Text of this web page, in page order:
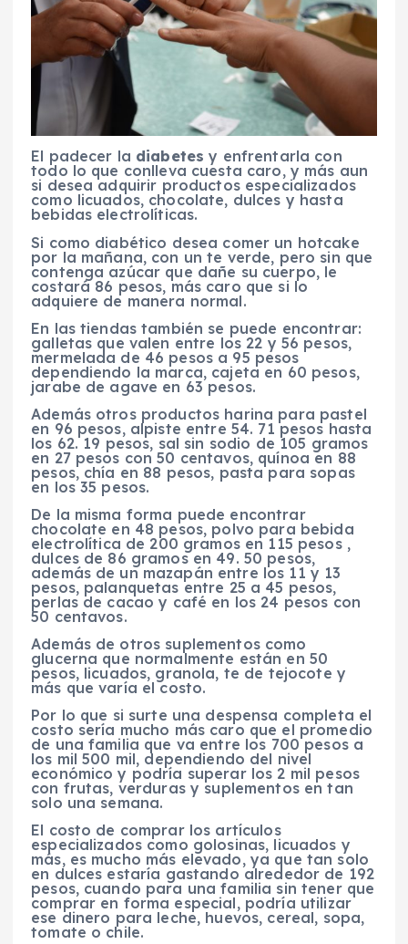
El padecer la diabetes y enfrentarla con
todo lo que conlleva cuesta caro, y más aun
si desea adquirir productos especializados
como licuados, chocolate, dulces y hasta
bebidas electrolíticas.
Si como diabético desea comer un hotcake
por la mañana, con un te verde, pero sin que
contenga azúcar que dañe su cuerpo, le
costará 86 pesos, más caro que si lo
adquiere de manera normal.
En las tiendas también se puede encontrar:
galletas que valen entre los 22 y 56 pesos,
mermelada de 46 pesos a 95 pesos
dependiendo la marca, cajeta en 60 pesos,
jarabe de agave en 63 pesos.
Además otros productos harina para pastel
en 96 pesos, alpiste entre 54. 71 pesos hasta
los 62. 19 pesos, sal sin sodio de 105 gramos
en 27 pesos con 50 centavos, quínoa en 88
pesos, chía en 88 pesos, pasta para sopas
en los 35 pesos.
De la misma forma puede encontrar
chocolate en 48 pesos, polvo para bebida
electrolítica de 200 gramos en 115 pesos ,
dulces de 86 gramos en 49. 50 pesos,
además de un mazapán entre los 11 y 13
pesos, palanquetas entre 25 a 45 pesos,
perlas de cacao y café en los 24 pesos con
50 centavos.
Además de otros suplementos como
glucerna que normalmente están en 50
pesos, licuados, granola, te de tejocote y
más que varía el costo.
Por lo que si surte una despensa completa el
costo sería mucho más caro que el promedio
de una familia que va entre los 700 pesos a
los mil 500 mil, dependiendo del nivel
económico y podría superar los 2 mil pesos
con frutas, verduras y suplementos en tan
solo una semana.
El costo de comprar los artículos
especializados como golosinas, licuados y
más, es mucho más elevado, ya que tan solo
en dulces estaría gastando alrededor de 192
pesos, cuando para una familia sin tener que
comprar en forma especial, podría utilizar
ese dinero para leche, huevos, cereal, sopa,
tomate o chile.